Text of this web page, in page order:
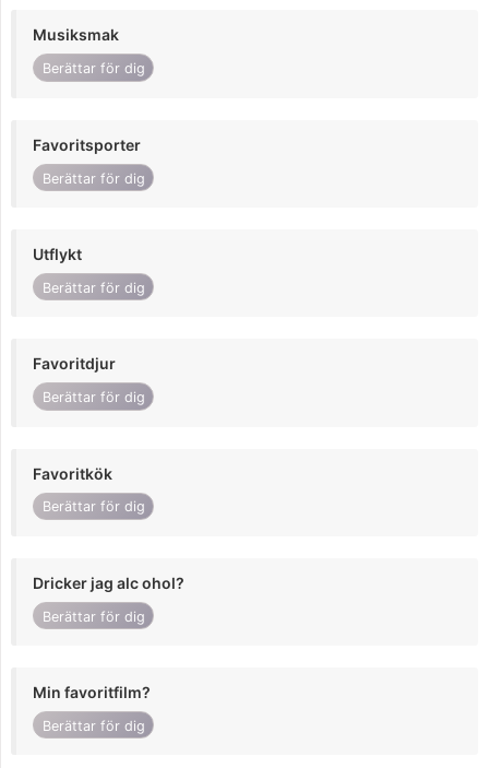
Musiksmak
Berättar för dig
Favoritsporter
Berättar för dig
Utflykt
Berättar för dig
Favoritdjur
Berättar för dig
Favoritkök
Berättar för dig
Dricker jag alc ohol?
Berättar för dig
Min favoritfilm?
Berättar för dig